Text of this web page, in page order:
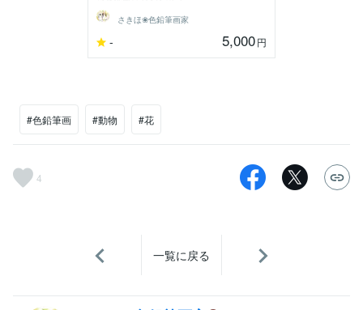
さきほ❀色鉛筆画家
- 5,000円
#色鉛筆画 #動物 #花
4
一覧に戻る